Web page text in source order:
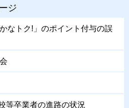
ジ
なトク!」のポイント付与の誤
等卒業者の進路の状況